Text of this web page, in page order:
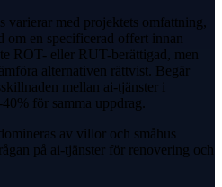
varierar med projektets omfattning,
en specificerad offert innan
ROT- eller RUT-berättigad, men
alternativen rättvist. Begär
mellan ai-tjänster i
för samma uppdrag.
av villor och småhus
på ai-tjänster för renovering och